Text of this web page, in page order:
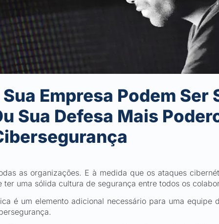
Empresa Podem Ser
Sua Defesa Mais
as organizações. E à medida que os ataques
uma sólida cultura de segurança entre todos os
é um elemento adicional necessário para uma equipe